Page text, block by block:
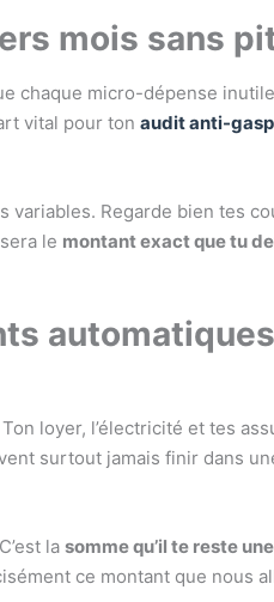
mois sans
chaque micro-dépense
vital pour ton audit anti-
variables. Regarde bien tes
le montant exact que tu
loyer, l’électricité et tes
surtout jamais finir dans
la somme qu’il te reste
ce montant que nous